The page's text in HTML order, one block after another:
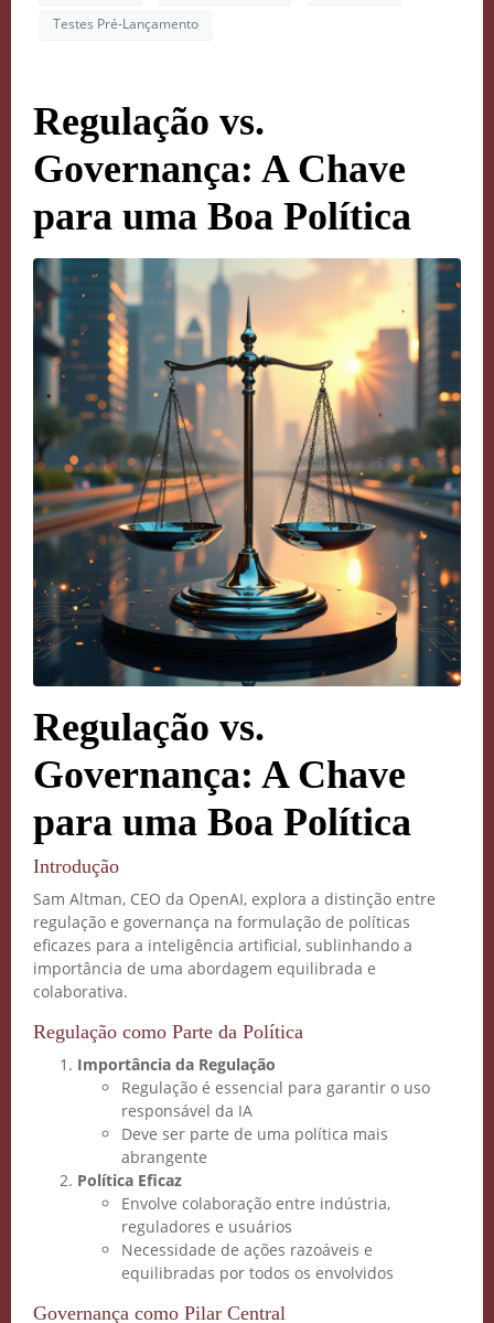
Testes Pré-Lançamento
Regulação vs.
Governança: A Chave
para uma Boa Política
Regulação vs.
Governança: A Chave
para uma Boa Política
Introdução
Sam Altman, CEO da OpenAI, explora a distinção entre
regulação e governança na formulação de políticas
eficazes para a inteligência artificial, sublinhando a
importância de uma abordagem equilibrada e
colaborativa.
Regulação como Parte da Política
Importância da Regulação
Regulação é essencial para garantir o uso
responsável da IA
Deve ser parte de uma política mais
abrangente
Política Eficaz
Envolve colaboração entre indústria,
reguladores e usuários
Necessidade de ações razoáveis e
equilibradas por todos os envolvidos
Governança como Pilar Central